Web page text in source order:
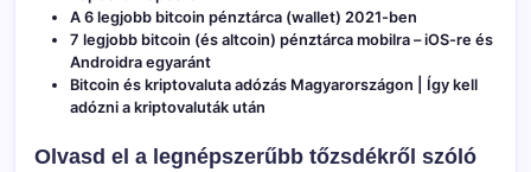
A 6 legjobb bitcoin pénztárca (wallet) 2021-ben
7 legjobb bitcoin (és altcoin) pénztárca mobilra – iOS-re és
Androidra egyaránt
Bitcoin és kriptovaluta adózás Magyarországon | Így kell
adózni a kriptovaluták után
Olvasd el a legnépszerűbb tőzsdékről szóló